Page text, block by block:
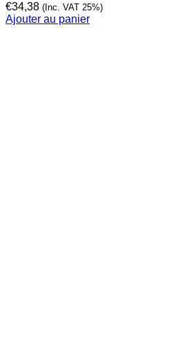
€34,38 (Inc. VAT 25%)
Ajouter au panier